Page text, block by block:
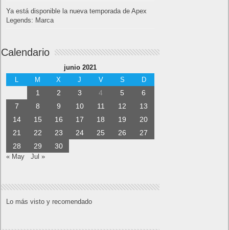
Ya está disponible la nueva temporada de Apex
Legends: Marca
Calendario
junio 2021
L
M X J V S D
1 2 3 4 5
6
7
8 9 10 11 12
13
14
15 16 17 18 19
20
21
22 23 24 25 26
27
28
29 30
« May Jul »
Lo más visto y recomendado